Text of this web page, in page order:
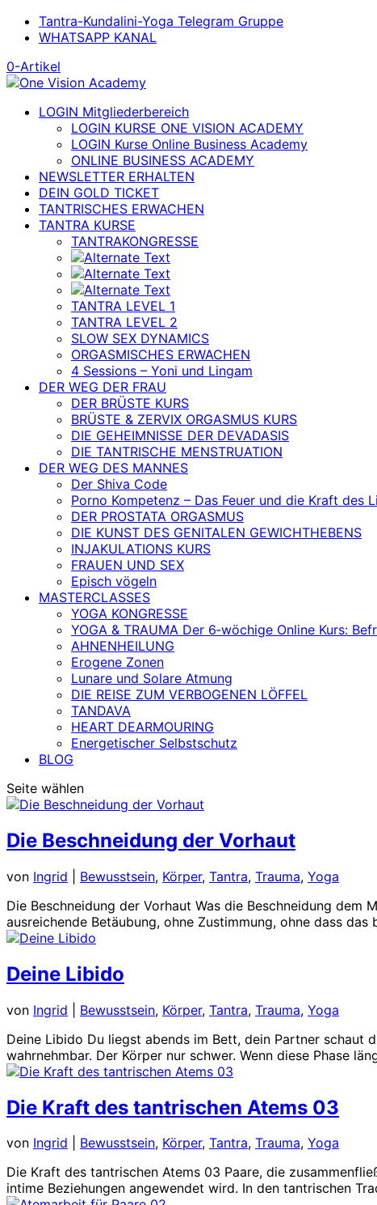
Tantra-Kundalini-Yoga Telegram Gruppe
WHATSAPP KANAL
0-Artikel
LOGIN Mitgliederbereich
LOGIN KURSE ONE VISION ACADEMY
LOGIN Kurse Online Business Academy
ONLINE BUSINESS ACADEMY
NEWSLETTER ERHALTEN
DEIN GOLD TICKET
TANTRISCHES ERWACHEN
TANTRA KURSE
TANTRAKONGRESSE
TANTRA LEVEL 1
TANTRA LEVEL 2
SLOW SEX DYNAMICS
ORGASMISCHES ERWACHEN
4 Sessions – Yoni und Lingam
DER WEG DER FRAU
DER BRÜSTE KURS
BRÜSTE & ZERVIX ORGASMUS KURS
DIE GEHEIMNISSE DER DEVADASIS
DIE TANTRISCHE MENSTRUATION
DER WEG DES MANNES
Der Shiva Code
Porno Kompetenz – Das Feuer und die Kraft des
DER PROSTATA ORGASMUS
DIE KUNST DES GENITALEN GEWICHTHEBENS
INJAKULATIONS KURS
FRAUEN UND SEX
Episch vögeln
MASTERCLASSES
YOGA KONGRESSE
YOGA & TRAUMA Der 6‑wöchige Online Kurs:
AHNENHEILUNG
Erogene Zonen
Lunare und Solare Atmung
DIE REISE ZUM VERBOGENEN LÖFFEL
TANDAVA
HEART DEARMOURING
Energetischer Selbstschutz
BLOG
Seite wählen
Die Beschneidung der Vorhaut
von Ingrid Bewusstsein, Körper, Tantra, Trauma, Yoga
Die Beschneidung der Vorhaut Was die Beschneidung
ausreichende Betäubung, ohne Zustimmung, ohne dass
Deine Libido
von Ingrid Bewusstsein, Körper, Tantra, Trauma, Yoga
Deine Libido Du liegst abends im Bett, dein Partner schaut
wahrnehmbar. Der Körper nur schwer. Wenn diese Phase
Die Kraft des tantrischen Atems 03
von Ingrid Bewusstsein, Körper, Tantra, Trauma, Yoga
Die Kraft des tantrischen Atems 03 Paare, die
intime Beziehungen angewendet wird. In den tantrischen